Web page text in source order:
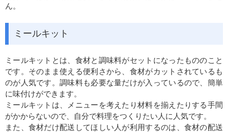
ん。
ミールキット
ミールキットとは、食材と調味料がセットになったもののこと
です。そのまま使える便利さから、食材がカットされているも
のが人気です。調味料も必要な量だけが入っているので、簡単
に味付けができます。
ミールキットは、メニューを考えたり材料を揃えたりする手間
がかからないので、自分で料理をつくりたい人に人気です。
また、食材だけ配送してほしい人が利用するのは、食材の配送